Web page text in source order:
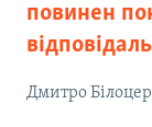
повинен
Дмитро